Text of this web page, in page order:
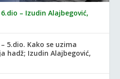
6.dio – Izudin Alajbegović,
– 5.dio. Kako se uzima
hadž; Izudin Alajbegović,